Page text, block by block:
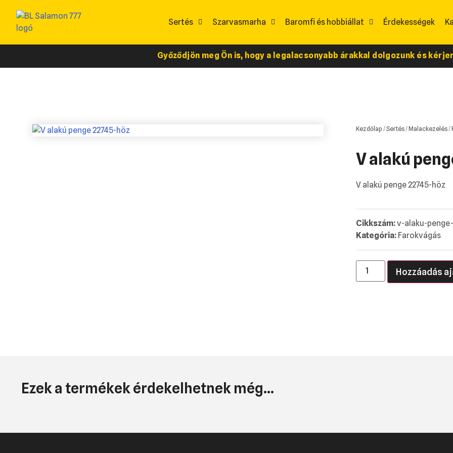
Sertés Szarvasmarha Baromfi és hobbiállat Érdekességek
Győződjön meg Ön is, hogy a legalacsonyabb árakkal dolgozunk és
Kezdőlap /Sertés/Malackezelés/
V alakú
V alakú penge 22745-höz
Cikkszám:v-alaku-
Kategória: Farokvágás
Hozzáadás
Ezek a termékek érdekelhetnek még...